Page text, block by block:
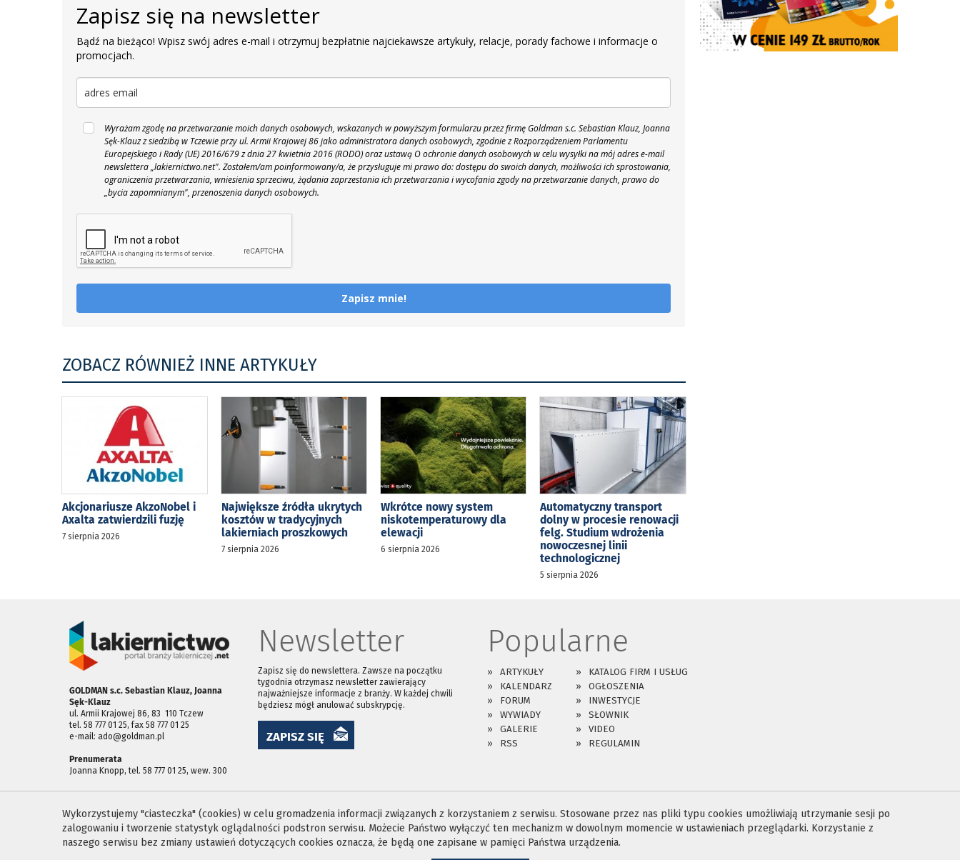
Zapisz się na newsletter
Bądź na bieżąco! Wpisz swój adres e-mail i otrzymuj bezpłatnie najciekawsze artykuły, relacje, porady fachowe i informacje o
promocjach.
Wyrażam zgodę na przetwarzanie moich danych osobowych, wskazanych w powyższym formularzu przez firmę Goldman s.c. Sebastian Klauz, Joanna
Sęk-Klauz z siedzibą w Tczewie przy ul. Armii Krajowej 86 jako administratora danych osobowych, zgodnie z Rozporządzeniem Parlamentu
Europejskiego i Rady (UE) 2016/679 z dnia 27 kwietnia 2016 (RODO) oraz ustawą O ochronie danych osobowych w celu wysyłki na mój adres e-mail
newslettera „lakiernictwo.net". Zostałem/am poinformowany/a, że przysługuje mi prawo do: dostępu do swoich danych, możliwości ich sprostowania,
ograniczenia przetwarzania, wniesienia sprzeciwu, żądania zaprzestania ich przetwarzania i wycofania zgody na przetwarzanie danych, prawo do
„bycia zapomnianym", przenoszenia danych osobowych.
Zapisz mnie!
ZOBACZ RÓWNIEŻ INNE ARTYKUŁY
Akcjonariusze AkzoNobel i
Axalta zatwierdzili fuzję
7 sierpnia 2026
Największe źródła ukrytych
kosztów w tradycyjnych
lakierniach proszkowych
7 sierpnia 2026
Wkrótce nowy system
niskotemperaturowy dla
elewacji
6 sierpnia 2026
Automatyczny transport
dolny w procesie renowacji
felg. Studium wdrożenia
nowoczesnej linii
technologicznej
5 sierpnia 2026
GOLDMAN s.c. Sebastian Klauz, Joanna
Sęk-Klauz
ul. Armii Krajowej 86, 83 ­ 110 Tczew
tel. 58 777 01 25, fax 58 777 01 25
e-mail: ado@goldman.pl
Prenumerata
Joanna Knopp, tel. 58 777 01 25, wew. 300
Newsletter
Zapisz się do newslettera. Zawsze na początku
tygodnia otrzymasz newsletter zawierający
najważniejsze informacje z branży. W każdej chwili
będziesz mógł anulować subskrypcję.
ZAPISZ SIĘ
Popularne
ARTYKUŁY
KATALOG FIRM I USŁUG
KALENDARZ
OGŁOSZENIA
FORUM
INWESTYCJE
WYWIADY
SŁOWNIK
GALERIE
VIDEO
RSS
REGULAMIN
Wykorzystujemy "ciasteczka" (cookies) w celu gromadzenia informacji związanych z korzystaniem z serwisu. Stosowane przez nas pliki typu cookies umożliwiają utrzymanie sesji po
zalogowaniu i tworzenie statystyk oglądalności podstron serwisu. Możecie Państwo wyłączyć ten mechanizm w dowolnym momencie w ustawieniach przeglądarki. Korzystanie z
naszego serwisu bez zmiany ustawień dotyczących cookies oznacza, że będą one zapisane w pamięci Państwa urządzenia.